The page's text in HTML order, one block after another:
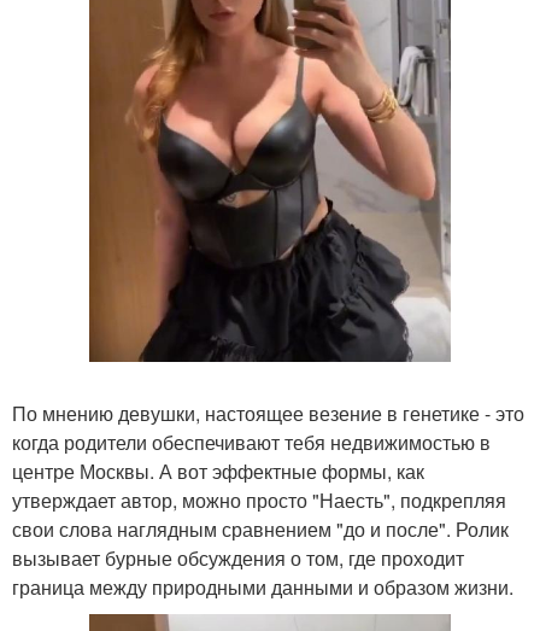
По мнению девушки, настоящее везение в генетике - это
когда родители обеспечивают тебя недвижимостью в
центре Москвы. А вот эффектные формы, как
утверждает автор, можно просто "Наесть", подкрепляя
свои слова наглядным сравнением "до и после". Ролик
вызывает бурные обсуждения о том, где проходит
граница между природными данными и образом жизни.